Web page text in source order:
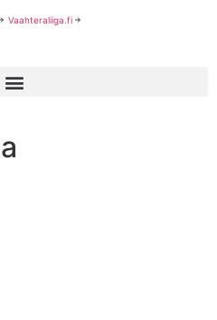
Vaahteraliiga.fi
U20 finaaliin